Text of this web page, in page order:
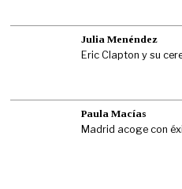
Julia Menéndez
Eric Clapton y su
Paula Macías
Madrid acoge con